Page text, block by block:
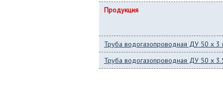
Продукция
Труба водогазопроводная ДУ 50 x
Труба водогазопроводная ДУ 50 x